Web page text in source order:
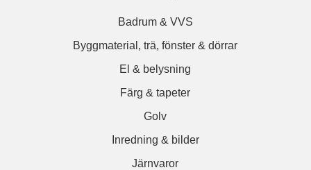
Badrum & VVS
Byggmaterial, trä, fönster & dörrar
El & belysning
Färg & tapeter
Golv
Inredning & bilder
Järnvaror